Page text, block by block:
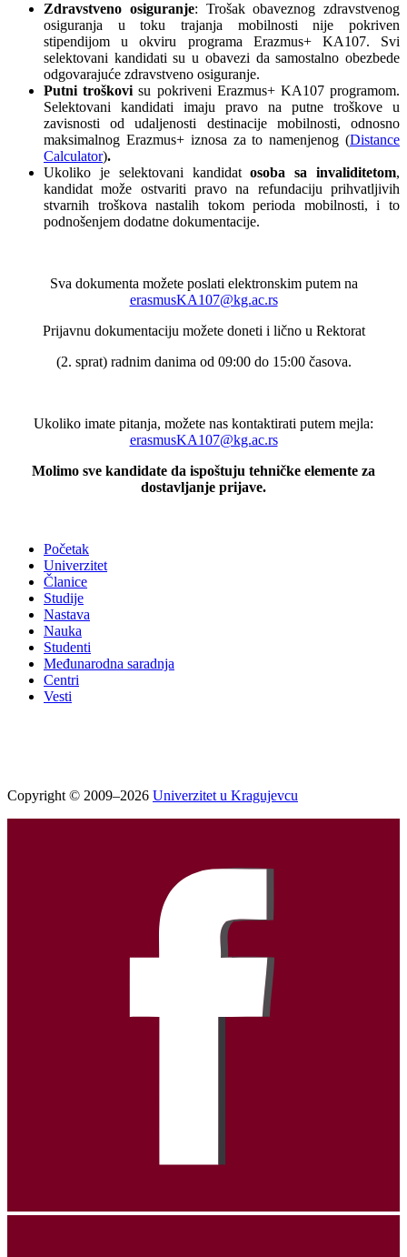
Zdravstveno osiguranje: Trošak obaveznog zdravstvenog
osiguranja u toku trajanja mobilnosti nije pokriven
stipendijom u okviru programa Erazmus+ KA107. Svi
selektovani kandidati su u obavezi da samostalno obezbede
odgovarajuće zdravstveno osiguranje.
Putni troškovisu pokriveni Erazmus+ KA107 programom.
Selektovani kandidati imaju pravo na putne troškove u
zavisnosti od udaljenosti destinacije mobilnosti, odnosno
maksimalnog Erazmus+ iznosa za to namenjenog (Distance
Calculator).
Ukoliko je selektovani kandidatosoba sa invaliditetom,
kandidat može ostvariti pravo na refundaciju prihvatljivih
stvarnih troškova nastalih tokom perioda mobilnosti, i to
podnošenjem dodatne dokumentacije.
Sva dokumenta možete poslati elektronskim putem na
erasmusKA107@kg.ac.rs
Prijavnu dokumentaciju možete doneti i lično u Rektorat
(2. sprat) radnim danima od 09:00 do 15:00 časova.
Ukoliko imate pitanja, možete nas kontaktirati putem mejla:
erasmusKA107@kg.ac.rs
Molimo sve kandidate da ispoštuju tehničke elemente za
dostavljanje prijave.
Početak
Univerzitet
Članice
Studije
Nastava
Nauka
Studenti
Međunarodna saradnja
Centri
Vesti
Copyright © 2009–2026 Univerzitet u Kragujevcu